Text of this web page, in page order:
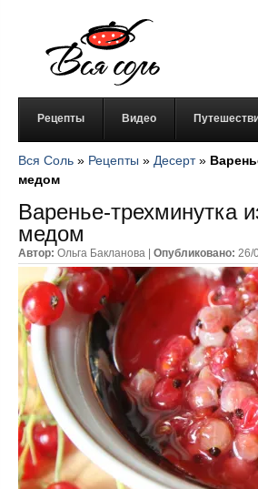
Рецепты Видео
Вся Соль » Рецепты » Десерт»
медом
Варенье-трехминутка
медом
Автор: Ольга Бакланова | Опубликовано: 26/